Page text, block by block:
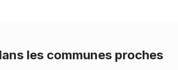
les communes proches